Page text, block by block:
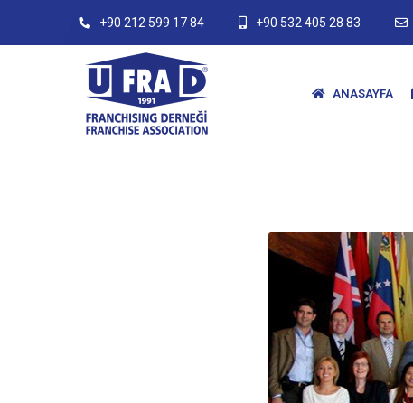
+90 212 599 17 84 +90 532 405 28 83
ANASAYFA